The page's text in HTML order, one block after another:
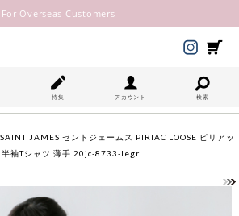
For Overseas Customers
特集 アカウント 検索
JAMES セントジェームス PIRIAC LOOSE ピリアッ
半袖Tシャツ 薄手 20jc-8733-legr